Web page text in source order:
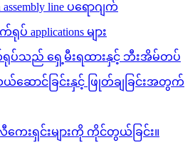
assembly line ပရောဂျက်
applications များ
က်ရုပ်သည် ရှေ့မီးရထားနှင့် ဘီးအိမ်တပ်
ဆောင်ခြင်းနှင့် ဖြုတ်ချခြင်းအတွက်
းရှင်းများကို ကိုင်တွယ်ခြင်း။